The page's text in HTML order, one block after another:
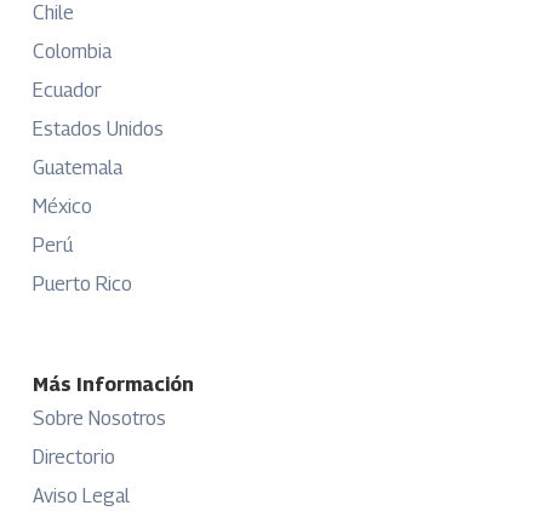
Chile
Colombia
Ecuador
Estados Unidos
Guatemala
México
Perú
Puerto Rico
Más Información
Sobre Nosotros
Directorio
Aviso Legal